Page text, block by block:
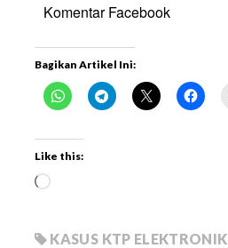
Komentar Facebook
Bagikan Artikel Ini:
Like this:
KASUS KTP ELEKTRONIK